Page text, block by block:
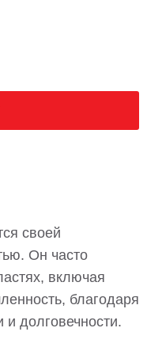
своей
Он часто
включая
благодаря
и долговечности.